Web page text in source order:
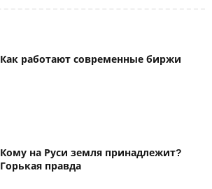
Как работают современные биржи
Кому на Руси земля принадлежит?
Горькая правда